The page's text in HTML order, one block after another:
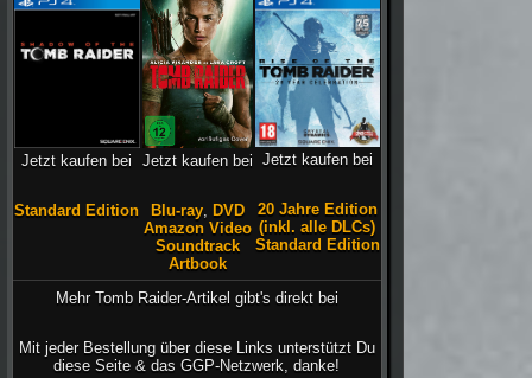
Jetzt kaufen bei
Standard Edition
Jetzt kaufen bei
Blu-ray, DVD
Amazon Video
Soundtrack
Artbook
Jetzt kaufen bei
20 Jahre Edition
(inkl. alle DLCs)
Standard Edition
Mehr Tomb Raider-Artikel gibt's direkt bei
Mit jeder Bestellung über diese Links unterstützt Du
diese Seite & das GGP-Netzwerk, danke!